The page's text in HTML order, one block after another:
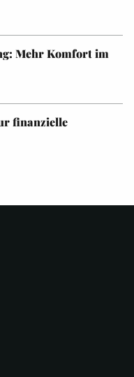
Mehr Komfort im
finanzielle